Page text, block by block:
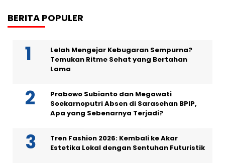
BERITA POPULER
Lelah Mengejar Kebugaran Sempurna?
Temukan Ritme Sehat yang Bertahan
Lama
Prabowo Subianto dan Megawati
Soekarnoputri Absen di Sarasehan BPIP,
Apa yang Sebenarnya Terjadi?
Tren Fashion 2026: Kembali ke Akar
Estetika Lokal dengan Sentuhan Futuristik